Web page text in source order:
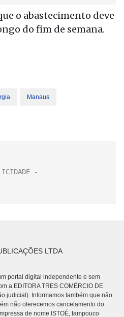
o abastecimento deve
do fim de semana.
Manaus
LTDA
portal digital independente e sem
a EDITORA TRES COMÉRCIO DE
judicial). Informamos também que não
não oferecemos cancelamento do
de nome ISTOÉ, tampouco